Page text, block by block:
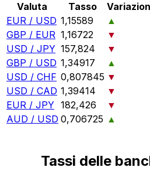
Valuta Tasso
EUR / USD 1,15589
▲
GBP / EUR 1,16722
▼
USD / JPY 157,824
▼
GBP / USD 1,34917
▲
USD / CHF 0,807845 ▼
USD / CAD 1,39414
▼
EUR / JPY 182,426
▼
AUD / USD 0,706725 ▲
Tassi delle